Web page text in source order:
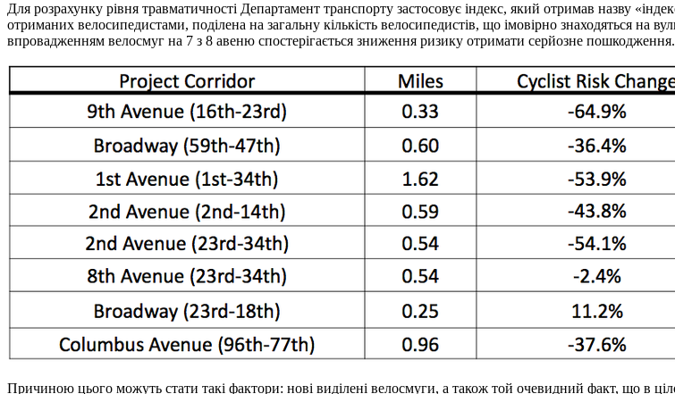
Для розрахунку рівня травматичності Департамент транспорту застосовує індекс, який отримав назву
отриманих велосипедистами, поділена на загальну кількість велосипедистів, що імовірно знаходяться на
впровадженням велосмуг на 7 з 8 авеню спостерігається зниження ризику отримати серйозне пошкодження.
Причиною цього можуть стати такі фактори: нові виділені велосмуги, а також той очевидний факт, що в